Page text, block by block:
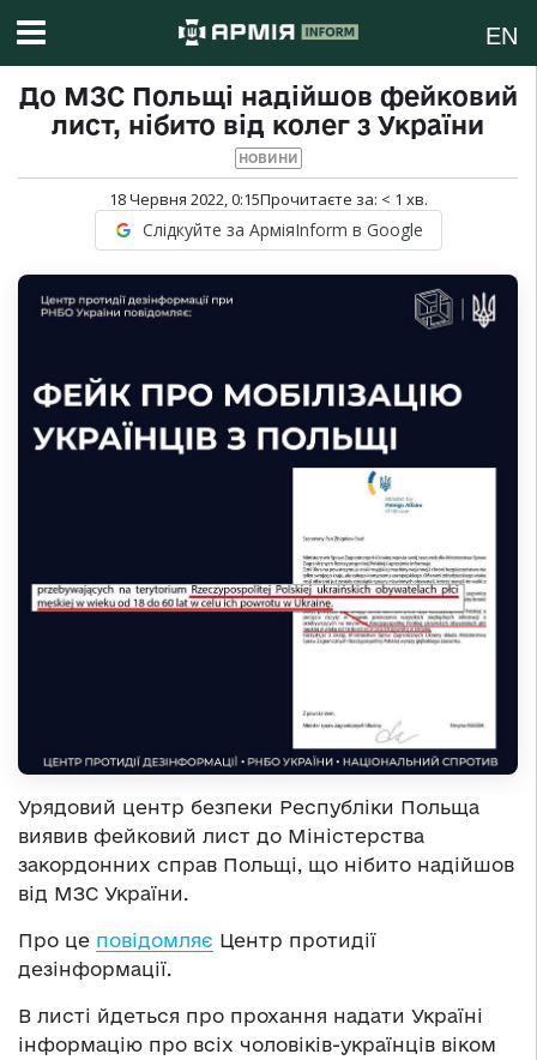
EN
До МЗС Польщі надійшов фейковий
лист, нібито від колег з України
НОВИНИ
18 Червня 2022, 0:15Прочитаєте за: < 1 хв.
Слідкуйте за АрміяInform в Google
Урядовий центр безпеки Республіки Польща
виявив фейковий лист до Міністерства
закордонних справ Польщі, що нібито надійшов
від МЗС України.
Про це повідомляє Центр протидії
дезінформації.
В листі йдеться про прохання надати Україні
інформацію про всіх чоловіків-українців віком